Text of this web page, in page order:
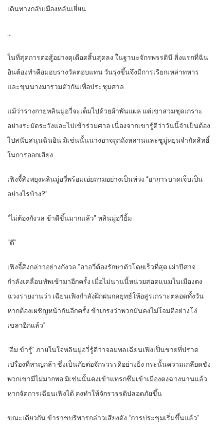
เดินทาง​กลับ​เมือง​ห​ลัน​เยี่ยน​
…
ในที่สุด​การต่อสู้​อย่าง​ดุเดือด​สิ้นสุดลง​ ใน​ฐานะ​จักรพรรดินี​ สิ่งแรก​ที่​ฉิน​
อิน​ต้อง​ทำ​คือ​มอบ​รางวัล​ตอบแทน​ วันรุ่งขึ้น​จึงมีการ​เรียก​เหล่า​ทหาร​
และ​ขุนนาง​มารวมตัวกัน​เพื่อ​ประชุม​ศาล​
แม้ว่า​ร่างกาย​หลิน​มู่อวี่​จะเต็มไปด้วย​ผ้าพันแผล​ แต่​เขา​สวม​ชุด​เกราะ​
อย่าง​ระมัดระวัง​และ​ไป​เข้าร่วม​ศาล​ เนื่องจาก​เขา​รู้ดี​ว่า​วันนี้​จำเป็นต้อง​
ไป​สนับสนุน​ฉิน​อิน​ มิเช่นนั้น​นาง​อาจ​ถูก​ถังหลาน​และ​ซูมู่หยุ​น​จำกัด​สิทธิ์​
ใน​การ​ออกเสียง​
เฟิงจี้สิงพยุง​หลิน​มู่อวี่​พร้อม​เอ่ย​ถามอย่าง​เป็นห่วง​ “อาการ​บาดเจ็บ​เป็น​
อย่างไรบ้าง​?”
“ไม่ต้อง​กังวล​ ข้า​ดีขึ้น​มาก​แล้ว​” หลิน​มู่อวี่​ยิ้ม​
“ดี​”
เฟิงจี้สิงกล่าว​อย่าง​กังวล​ “อา​อวี่​ต้อง​รักษาตัว​โดยเร็ว​ที่สุด​ เผ่า​ปีศาจ​
กำลัง​เคลื่อน​ทัพ​เข้ามา​อีกครั้ง​ เมื่อไม่นานนี้​หน่วย​สอดแนม​ใน​เมือง​ตง​
ฉวง​รายงาน​ว่า​ เฉียนเฟิง​กำลัง​ฝึกฝน​กลยุทธ์​ให้​อสูร​เกราะ​ตลอด​ทั้งวัน​
หาก​ต้อง​เผชิญหน้า​กัน​อีกครั้ง​ ข้า​เกรง​ว่า​พวก​มัน​คง​ไม่โจมตี​อย่าง​โง่
เขลา​อีกแล้ว​”
“อืม​ ข้า​รู้​” ภายในใจ​หลิน​มู่อวี่​รู้ดี​ว่า​จอมพล​เฉียนเฟิง​เป็น​ชาย​ที่​ปราด
เปรื่อง​ที่​หาญกล้า​ ซึ่งเป็น​ภัย​ต่อ​จักรวรรดิ​อย่างยิ่ง​ กระนั้น​ความเกลียดชัง​
พวกเขา​มีไม่มาก​พอ​ มิเช่นนั้น​คง​เข้า​แทรกซึม​เข้า​เมือง​ตง​ฉวง​นาน​แล้ว​
หาก​จัดการ​เฉียนเฟิง​ได้​ คง​ทำให้​จักรวรรดิ​ปลอดภัย​ขึ้น​
ขณะเดียวกัน​ ข้าราชบริพาร​กล่าว​เสียงดัง​ “การประชุม​เริ่ม​ขึ้น​แล้ว​”